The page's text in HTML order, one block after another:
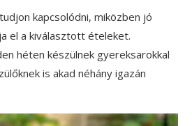
kapcsolódni, miközben jó
el a kiválasztott ételeket.
héten készülnek gyereksarokkal
is akad néhány igazán